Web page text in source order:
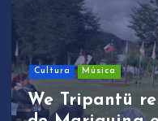
Cultura Música
We Tripantü